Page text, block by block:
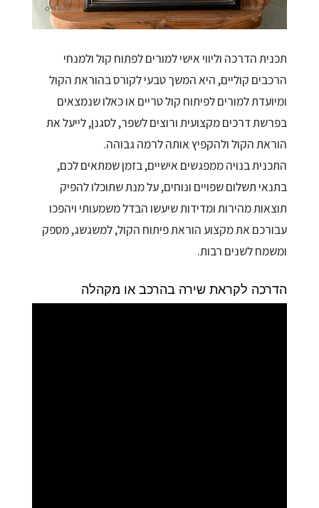
תכנית הדרכה וליווי אישי למורים לפתוח קול ולמנחי
הרכבים קוליים, היא המשך טבעי לקורס בהוראת הקול
ומיועדת למורים לפיתוח קול טריים או כאלו שנמצאים
בפרשת דרכים מקצועית ורוצים לשפר, לסגנן, לייעל את
הוראת הקול ולהקפיץ אותה לרמה גבוהה.
התכנית בנויה ממפגשים אישיים, בזמן שמתאים לכם,
בתנאי תשלום שפויים ונוחים, על מנת שתוכלו להפיק
תוצאות מהירות ומדידות שיעשו הבדל משמעותי ויהפכו
עבורכם את מקצוע הוראת פיתוח הקול, למשגשג, מספק
ומשמח לשנים רבות.
הדרכה לקראת שירה בהרכב או מקהלה